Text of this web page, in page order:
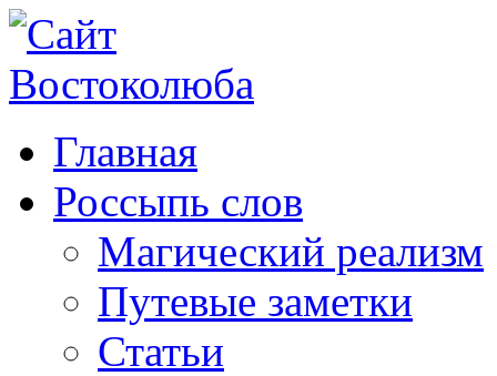
Главная
Россыпь слов
Магический реализм
Путевые заметки
Статьи